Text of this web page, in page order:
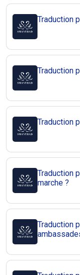
Traduction
Traduction
Traduction
Traduction
marche ?
Traduction